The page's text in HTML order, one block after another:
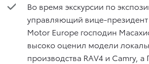
Во время экскурсии по
управляющий вице-президент
Motor Europe господин
высоко оценил модели
производства RAV4 и Camry, а